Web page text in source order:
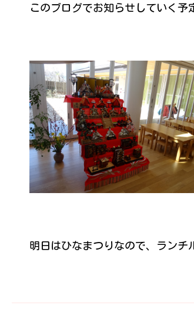
このブログでお知らせしていく
明日はひなまつりなので、ラン